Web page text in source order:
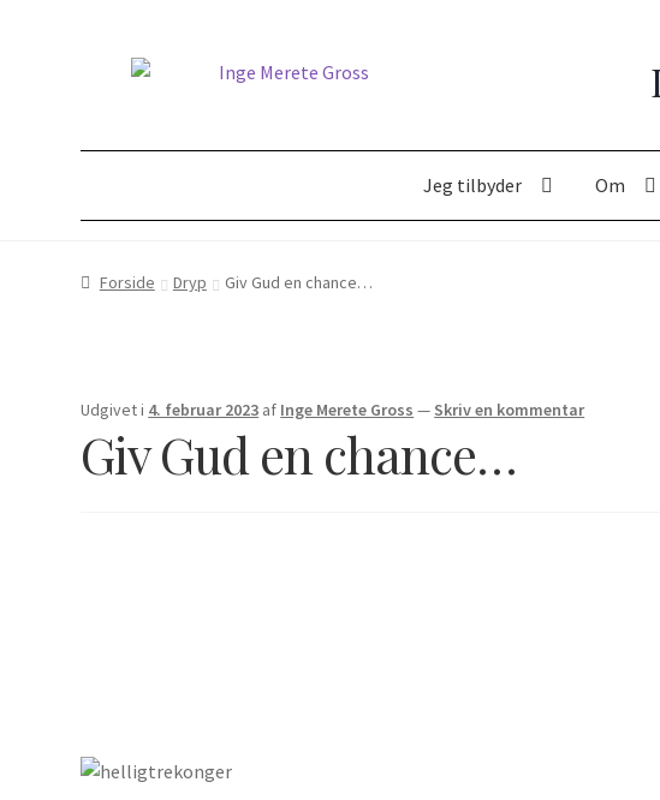
Jeg tilbyder Om
Forside Dryp Giv Gud en chance…
Udgivet i 4. februar 2023 af Inge Merete Gross — Skriv en kommentar
Giv Gud en chance…